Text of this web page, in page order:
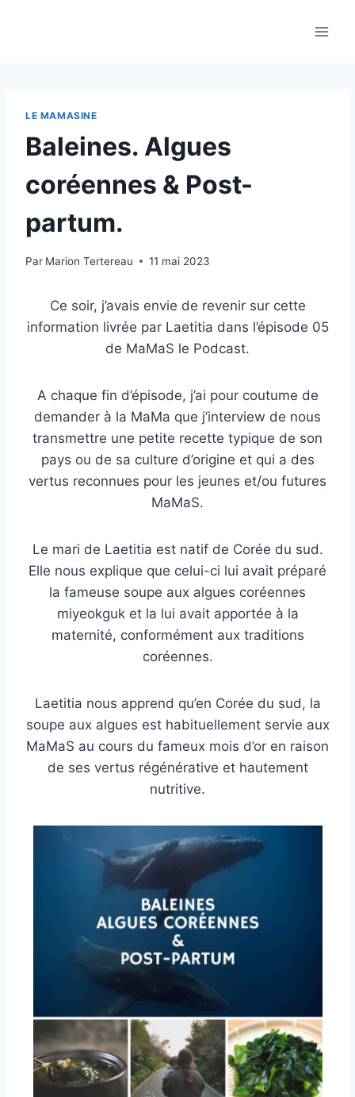
LE MAMASINE
Baleines. Algues
coréennes & Post-
partum.
Par Marion Tertereau 11 mai 2023
Ce soir, j’avais envie de revenir sur cette
information livrée par Laetitia dans l’épisode 05
de MaMaS le Podcast.
A chaque fin d’épisode, j’ai pour coutume de
demander à la MaMa que j’interview de nous
transmettre une petite recette typique de son
pays ou de sa culture d’origine et qui a des
vertus reconnues pour les jeunes et/ou futures
MaMaS.
Le mari de Laetitia est natif de Corée du sud.
Elle nous explique que celui-ci lui avait préparé
la fameuse soupe aux algues coréennes
miyeokguk et la lui avait apportée à la
maternité, conformément aux traditions
coréennes.
Laetitia nous apprend qu’en Corée du sud, la
soupe aux algues est habituellement servie aux
MaMaS au cours du fameux mois d’or en raison
de ses vertus régénérative et hautement
nutritive.